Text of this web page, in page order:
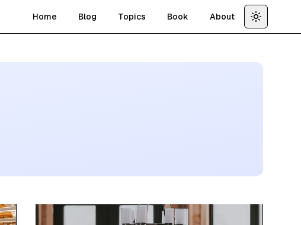
Home Blog Topics Book About
Toggle